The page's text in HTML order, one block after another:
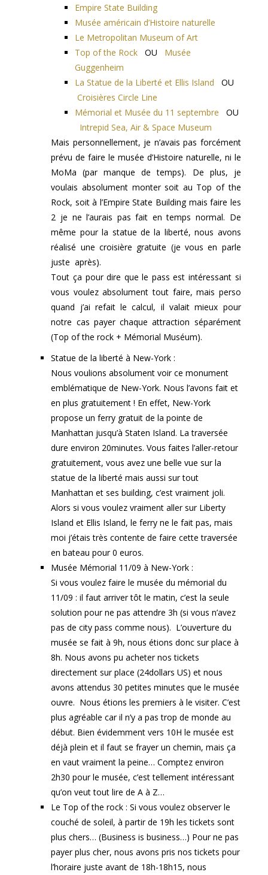
Empire State Building
Musée américain d’Histoire naturelle
Le Metropolitan Museum of Art
Top of the Rock
OU
Musée
Guggenheim
La Statue de la Liberté et Ellis Island
OU
Croisières Circle Line
Mémorial et Musée du 11 septembre
OU
Intrepid Sea, Air & Space Museum
Mais personnellement, je n’avais pas forcément
prévu de faire le musée d’Histoire naturelle, ni le
MoMa (par manque de temps). De plus, je
voulais absolument monter soit au Top of the
Rock, soit à l’Empire State Building mais faire les
2 je ne l’aurais pas fait en temps normal. De
même pour la statue de la liberté, nous avons
réalisé une croisière gratuite (je vous en parle
juste après).
Tout ça pour dire que le pass est intéressant si
vous voulez absolument tout faire, mais perso
quand j’ai refait le calcul, il valait mieux pour
notre cas payer chaque attraction séparément
(Top of the rock + Mémorial Muséum).
Statue de la liberté à New-York :
Nous voulions absolument voir ce monument
emblématique de New-York. Nous l’avons fait et
en plus gratuitement ! En effet, New-York
propose un ferry gratuit de la pointe de
Manhattan jusqu’à Staten Island. La traversée
dure environ 20minutes. Vous faites l’aller-retour
gratuitement, vous avez une belle vue sur la
statue de la liberté mais aussi sur tout
Manhattan et ses building, c’est vraiment joli.
Alors si vous voulez vraiment aller sur Liberty
Island et Ellis Island, le ferry ne le fait pas, mais
moi j’étais très contente de faire cette traversée
en bateau pour 0 euros.
Musée Mémorial 11/09 à New-York :
Si vous voulez faire le musée du mémorial du
11/09 : il faut arriver tôt le matin, c’est la seule
solution pour ne pas attendre 3h (si vous n’avez
pas de city pass comme nous). L’ouverture du
musée se fait à 9h, nous étions donc sur place à
8h. Nous avons pu acheter nos tickets
directement sur place (24dollars US) et nous
avons attendus 30 petites minutes que le musée
ouvre. Nous étions les premiers à le visiter. C’est
plus agréable car il n’y a pas trop de monde au
début. Bien évidemment vers 10H le musée est
déjà plein et il faut se frayer un chemin, mais ça
en vaut vraiment la peine… Comptez environ
2h30 pour le musée, c’est tellement intéressant
qu’on veut tout lire de A à Z…
Le Top of the rock : Si vous voulez observer le
couché de soleil, à partir de 19h les tickets sont
plus chers… (Business is business…) Pour ne pas
payer plus cher, nous avons pris nos tickets pour
l’horaire juste avant de 18h-18h15, nous